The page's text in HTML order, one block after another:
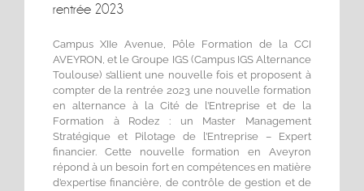
rentrée 2023
Campus XIIe Avenue, Pôle Formation de la CCI
AVEYRON, et le Groupe IGS (Campus IGS Alternance
Toulouse) s’allient une nouvelle fois et proposent à
compter de la rentrée 2023 une nouvelle formation
en alternance à la Cité de l’Entreprise et de la
Formation à Rodez : un Master Management
Stratégique et Pilotage de l’Entreprise – Expert
financier. Cette nouvelle formation en Aveyron
répond à un besoin fort en compétences en matière
d’expertise financière, de contrôle de gestion et de